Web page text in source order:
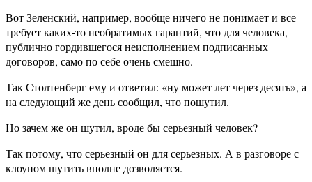
Вот Зеленский, например, вообще ничего не понимает и все
требует каких-то необратимых гарантий, что для человека,
публично гордившегося неисполнением подписанных
договоров, само по себе очень смешно.
Так Столтенберг ему и ответил: «ну может лет через десять», а
на следующий же день сообщил, что пошутил.
Но зачем же он шутил, вроде бы серьезный человек?
Так потому, что серьезный он для серьезных. А в разговоре с
клоуном шутить вполне дозволяется.